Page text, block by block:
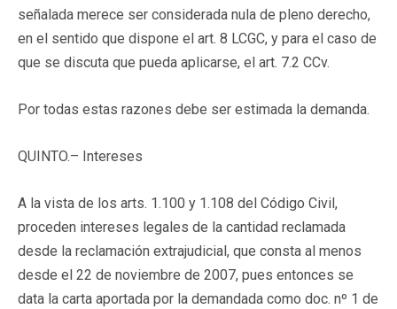
señalada merece ser considerada nula de pleno derecho,
en el sentido que dispone el art. 8 LCGC, y para el caso de
que se discuta que pueda aplicarse, el art. 7.2 CCv.
Por todas estas razones debe ser estimada la demanda.
QUINTO.– Intereses
A la vista de los arts. 1.100 y 1.108 del Código Civil,
proceden intereses legales de la cantidad reclamada
desde la reclamación extrajudicial, que consta al menos
desde el 22 de noviembre de 2007, pues entonces se
data la carta aportada por la demandada como doc. nº 1 de